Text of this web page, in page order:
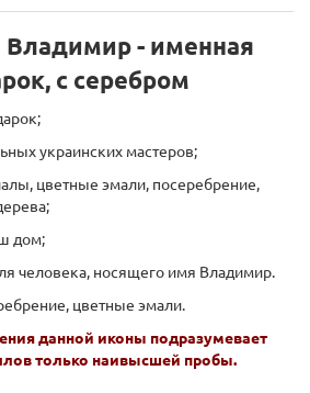
Владимир - именная
с серебром
украинских мастеров;
цветные эмали, посеребрение,
дом;
человека, носящего имя Владимир.
цветные эмали.
данной иконы подразумевает
только наивысшей пробы.